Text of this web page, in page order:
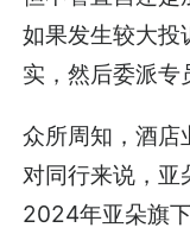
如果发生较大投
实，然后委派专
众所周知，酒店
对同行来说，亚
2024年亚朵旗